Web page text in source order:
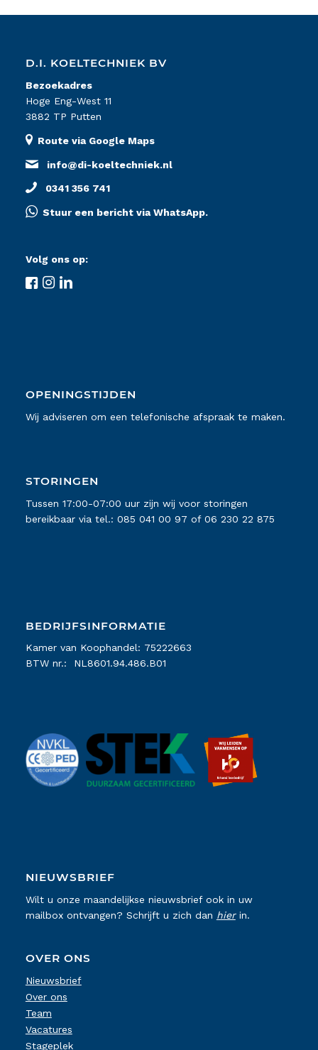
D.I. KOELTECHNIEK BV
Bezoekadres
Hoge Eng-West 11
3882 TP Putten
Route via Google Maps
info@di-koeltechniek.nl
0341 356 741
Stuur een bericht via WhatsApp.
Volg ons op:
OPENINGSTIJDEN
Wij adviseren om een telefonische afspraak te maken.
STORINGEN
Tussen 17:00-07:00 uur zijn wij voor storingen
bereikbaar via tel.: 085 041 00 97 of 06 230 22 875
BEDRIJFSINFORMATIE
Kamer van Koophandel: 75222663
BTW nr.: NL8601.94.486.B01
NIEUWSBRIEF
Wilt u onze maandelijkse nieuwsbrief ook in uw
mailbox ontvangen? Schrijft u zich dan hierin.
OVER ONS
Nieuwsbrief
Over ons
Team
Vacatures
Stageplek